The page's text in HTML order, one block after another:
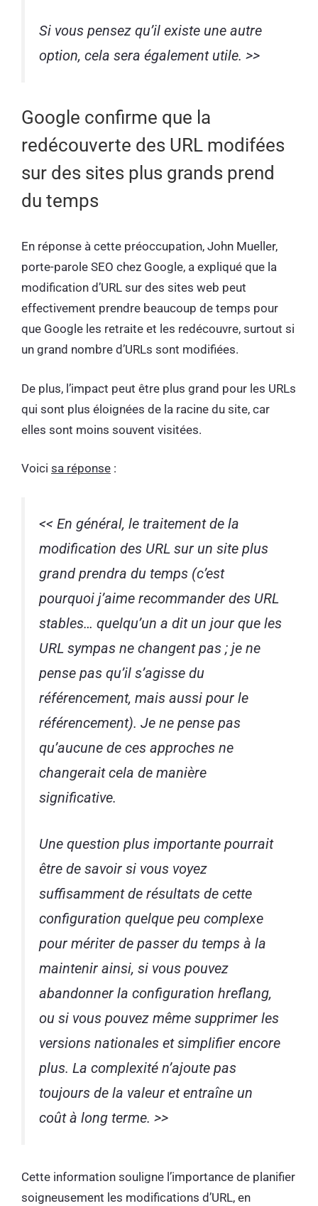
Si vous pensez qu’il existe une autre
option, cela sera également utile. >>
Google confirme que la
redécouverte des URL modifées
sur des sites plus grands prend
du temps
En réponse à cette préoccupation, John Mueller,
porte-parole SEO chez Google, a expliqué que la
modification d’URL sur des sites web peut
effectivement prendre beaucoup de temps pour
que Google les retraite et les redécouvre, surtout si
un grand nombre d’URLs sont modifiées.
De plus, l’impact peut être plus grand pour les URLs
qui sont plus éloignées de la racine du site, car
elles sont moins souvent visitées​​.
Voici sa réponse :
<< En général, le traitement de la
modification des URL sur un site plus
grand prendra du temps (c’est
pourquoi j’aime recommander des URL
stables… quelqu’un a dit un jour que les
URL sympas ne changent pas ; je ne
pense pas qu’il s’agisse du
référencement, mais aussi pour le
référencement). Je ne pense pas
qu’aucune de ces approches ne
changerait cela de manière
significative.
Une question plus importante pourrait
être de savoir si vous voyez
suffisamment de résultats de cette
configuration quelque peu complexe
pour mériter de passer du temps à la
maintenir ainsi, si vous pouvez
abandonner la configuration hreflang,
ou si vous pouvez même supprimer les
versions nationales et simplifier encore
plus. La complexité n’ajoute pas
toujours de la valeur et entraîne un
coût à long terme. >>
Cette information souligne l’importance de planifier
soigneusement les modifications d’URL, en